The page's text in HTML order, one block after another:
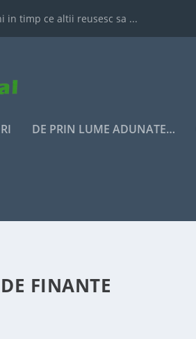
in timp ce altii reusesc sa ...
DE PRIN LUME ADUNATE…
FINANTE